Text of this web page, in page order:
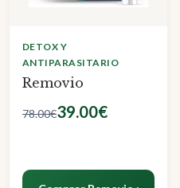
DETOX Y
ANTIPARASITARIO
Removio
78.00€39.00€